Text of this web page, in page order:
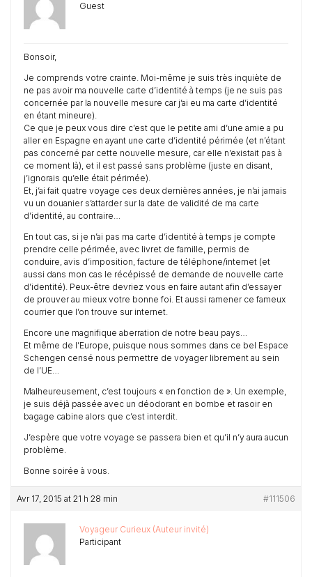
Guest
Bonsoir,
Je comprends votre crainte. Moi-même je suis très inquiète de
ne pas avoir ma nouvelle carte d’identité à temps (je ne suis pas
concernée par la nouvelle mesure car j’ai eu ma carte d’identité
en étant mineure).
Ce que je peux vous dire c’est que le petite ami d’une amie a pu
aller en Espagne en ayant une carte d’identité périmée (et n’étant
pas concerné par cette nouvelle mesure, car elle n’existait pas à
ce moment là), et il est passé sans problème (juste en disant,
j’ignorais qu’elle était périmée).
Et, j’ai fait quatre voyage ces deux dernières années, je n’ai jamais
vu un douanier s’attarder sur la date de validité de ma carte
d’identité, au contraire…
En tout cas, si je n’ai pas ma carte d’identité à temps je compte
prendre celle périmée, avec livret de famille, permis de
conduire, avis d’imposition, facture de téléphone/internet (et
aussi dans mon cas le récépissé de demande de nouvelle carte
d’identité). Peux-être devriez vous en faire autant afin d’essayer
de prouver au mieux votre bonne foi. Et aussi ramener ce fameux
courrier que l’on trouve sur internet.
Encore une magnifique aberration de notre beau pays…
Et même de l’Europe, puisque nous sommes dans ce bel Espace
Schengen censé nous permettre de voyager librement au sein
de l’UE…
Malheureusement, c’est toujours « en fonction de ». Un exemple,
je suis déjà passée avec un déodorant en bombe et rasoir en
bagage cabine alors que c’est interdit.
J’espère que votre voyage se passera bien et qu’il n’y aura aucun
problème.
Bonne soirée à vous.
Avr 17, 2015 at 21 h 28 min #111506
Voyageur Curieux (Auteur invité)
Participant